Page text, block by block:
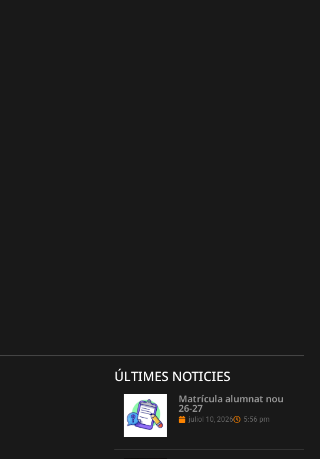
ÚLTIMES NOTICIES
Matrícula alumnat nou
26-27
juliol 10, 2026 5:56 pm